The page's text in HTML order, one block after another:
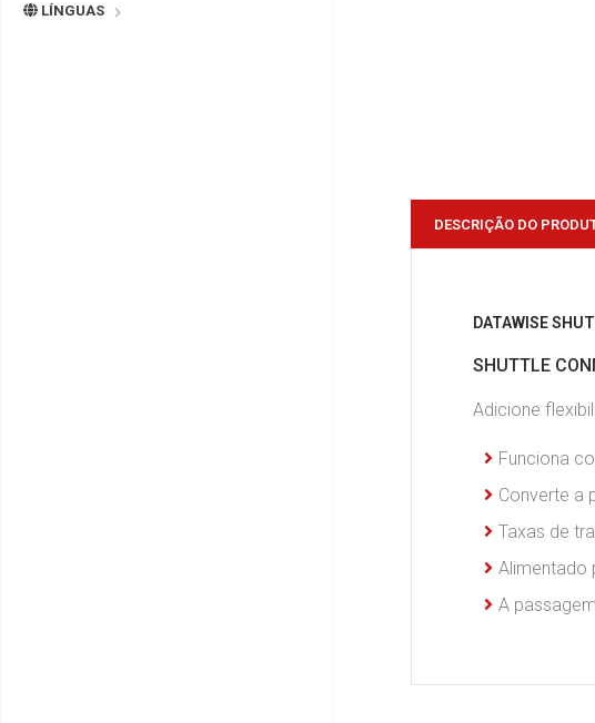
LÍNGUAS
DESCRIÇÃO DO
DATAWISE
SHUTTLE
Adicione
Funciona
Converte a
Taxas de
Alimentado
A